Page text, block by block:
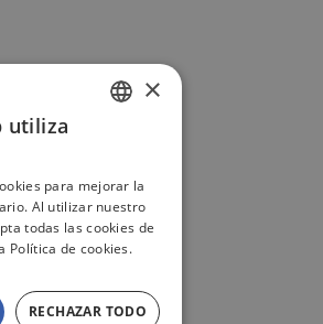
JA
×
utiliza
para mejorar la
Al utilizar nuestro
todas las cookies de
Política de cookies.
RECHAZAR TODO